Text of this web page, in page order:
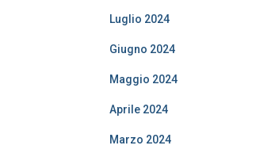
Luglio 2024
Giugno 2024
Maggio 2024
Aprile 2024
Marzo 2024